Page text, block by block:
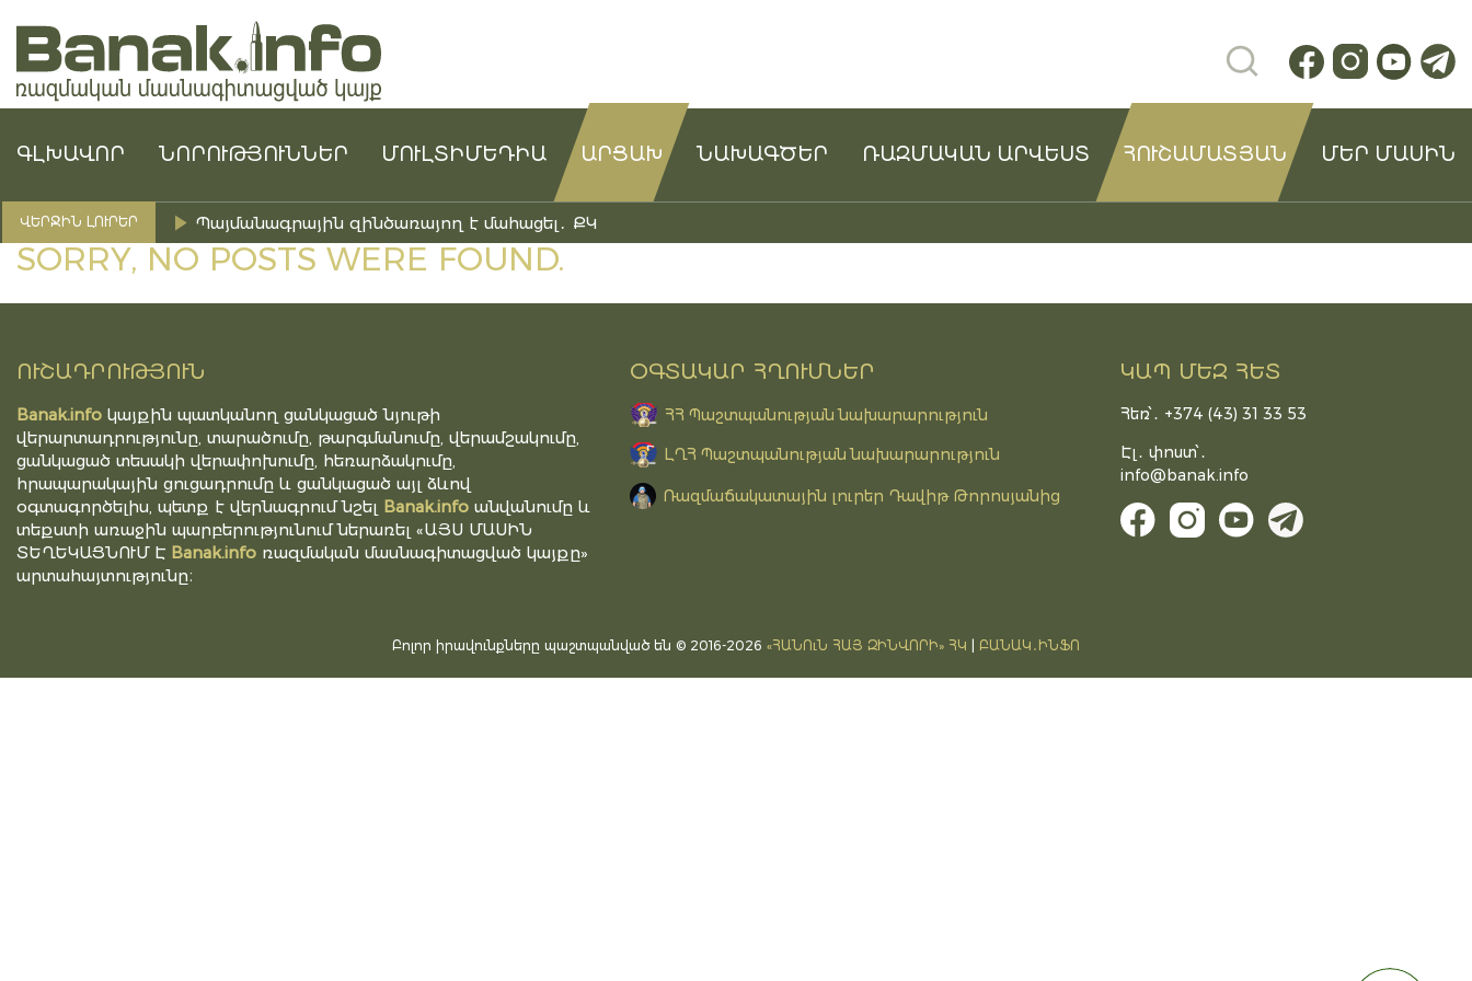
ԳԼԽԱՎՈՐ ՆՈՐՈՒԹՅՈՒՆՆԵՐ ՄՈՒԼՏԻՄԵԴԻԱ ԱՐՑԱԽ ՆԱԽԱԳԾԵՐ ՌԱԶՄԱԿԱՆ ԱՐՎԵՍՏ ՀՈՒՇԱՄԱՏՅԱՆ ՄԵՐ ՄԱՍԻՆ
ՎԵՐՋԻՆ ԼՈՒՐԵՐ Պայմանագրային զինծառայող է մահացել․ ՔԿ
SORRY, NO POSTS WERE FOUND.
ՈՒՇԱԴՐՈՒԹՅՈՒՆ
Banak.info կայքին պատկանող ցանկացած նյութի
վերարտադրությունը, տարածումը, թարգմանումը, վերամշակումը,
ցանկացած տեսակի վերափոխումը, հեռարձակումը,
հրապարակային ցուցադրումը և ցանկացած այլ ձևով
օգտագործելիս, պետք է վերնագրում նշել Banak.info անվանումը և
տեքստի առաջին պարբերությունում ներառել «ԱՅՍ ՄԱՍԻՆ
ՏԵՂԵԿԱՑՆՈՒՄ Է Banak.info ռազմական մասնագիտացված կայքը»
արտահայտությունը։
ՕԳՏԱԿԱՐ ՀՂՈՒՄՆԵՐ
ՀՀ Պաշտպանության նախարարություն
ԼՂՀ Պաշտպանության նախարարություն
Ռազմաճակատային լուրեր Դավիթ Թորոսյանից
ԿԱՊ ՄԵԶ ՀԵՏ
Հեռ՝․ +374 (43) 31 33 53
Էլ․ փոստ՝․
info@banak.info
Բոլոր իրավունքները պաշտպանված են © 2016-2026 «ՀԱՆՈւՆ ՀԱՅ ԶԻՆՎՈՐԻ» ՀԿ ԲԱՆԱԿ․ԻՆՖՈ